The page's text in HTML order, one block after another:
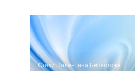
Стихи Валентина Берестова